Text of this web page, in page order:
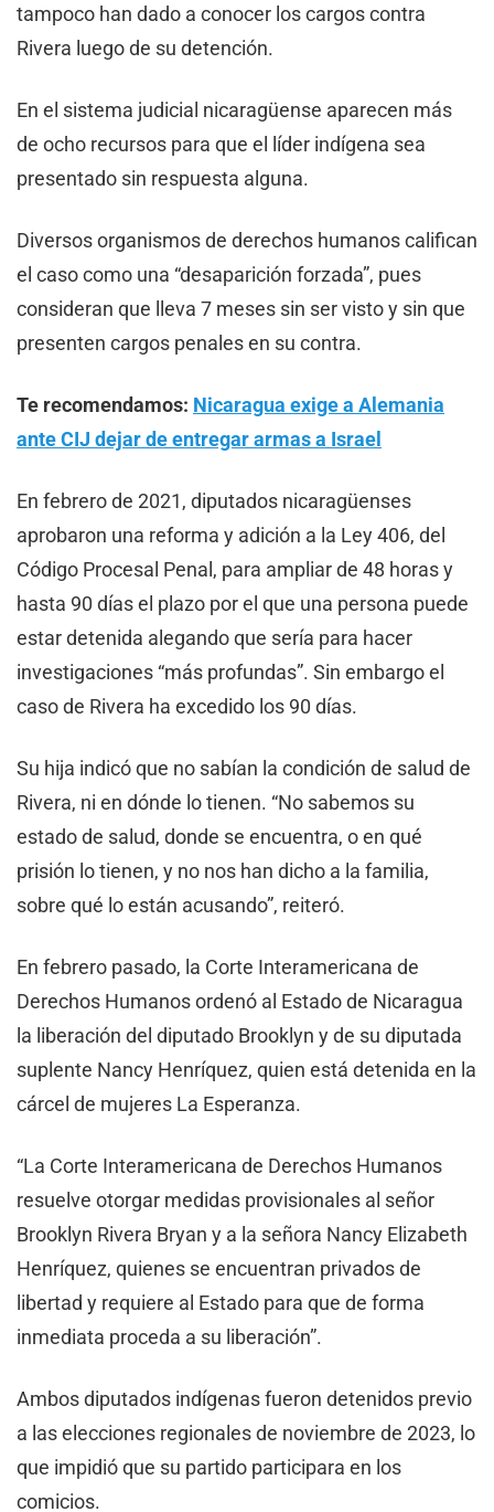
tampoco han dado a conocer los cargos contra
Rivera luego de su detención.
En el sistema judicial nicaragüense aparecen más
de ocho recursos para que el líder indígena sea
presentado sin respuesta alguna.
Diversos organismos de derechos humanos califican
el caso como una “desaparición forzada”, pues
consideran que lleva 7 meses sin ser visto y sin que
presenten cargos penales en su contra.
Te recomendamos: Nicaragua exige a Alemania
ante CIJ dejar de entregar armas a Israel
En febrero de 2021, diputados nicaragüenses
aprobaron una reforma y adición a la Ley 406, del
Código Procesal Penal, para ampliar de 48 horas y
hasta 90 días el plazo por el que una persona puede
estar detenida alegando que sería para hacer
investigaciones “más profundas”. Sin embargo el
caso de Rivera ha excedido los 90 días.
Su hija indicó que no sabían la condición de salud de
Rivera, ni en dónde lo tienen. “No sabemos su
estado de salud, donde se encuentra, o en qué
prisión lo tienen, y no nos han dicho a la familia,
sobre qué lo están acusando”, reiteró.
En febrero pasado, la Corte Interamericana de
Derechos Humanos ordenó al Estado de Nicaragua
la liberación del diputado Brooklyn y de su diputada
suplente Nancy Henríquez, quien está detenida en la
cárcel de mujeres La Esperanza.
“La Corte Interamericana de Derechos Humanos
resuelve otorgar medidas provisionales al señor
Brooklyn Rivera Bryan y a la señora Nancy Elizabeth
Henríquez, quienes se encuentran privados de
libertad y requiere al Estado para que de forma
inmediata proceda a su liberación”.
Ambos diputados indígenas fueron detenidos previo
a las elecciones regionales de noviembre de 2023, lo
que impidió que su partido participara en los
comicios.